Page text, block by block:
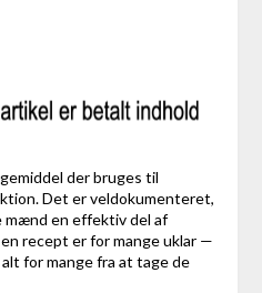
der bruges til
Det er veldokumenteret,
mænd en effektiv del af
recept er for mange uklar —
for mange fra at tage de